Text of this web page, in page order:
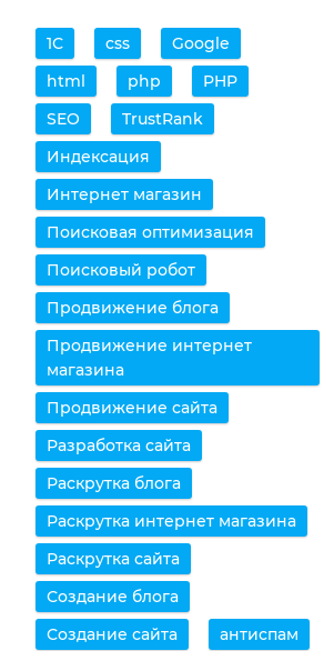
1С css
Google
html
php
PHP
SEO
TrustRank
Индексация
Интернет магазин
Поисковая оптимизация
Поисковый робот
Продвижение блога
Продвижение интернет
магазина
Продвижение сайта
Разработка сайта
Раскрутка блога
Раскрутка интернет магазина
Раскрутка сайта
Создание блога
Создание сайта
антиспам